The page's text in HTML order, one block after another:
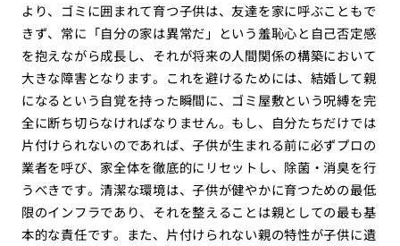
より、ゴミに囲まれて育つ子供は、友達を家に呼ぶこともで
きず、常に「自分の家は異常だ」という羞恥心と自己否定感
を抱えながら成長し、それが将来の人間関係の構築において
大きな障害となります。これを避けるためには、結婚して親
になるという自覚を持った瞬間に、ゴミ屋敷という呪縛を完
全に断ち切らなければなりません。もし、自分たちだけでは
片付けられないのであれば、子供が生まれる前に必ずプロの
業者を呼び、家全体を徹底的にリセットし、除菌・消臭を行
うべきです。清潔な環境は、子供が健やかに育つための最低
限のインフラであり、それを整えることは親としての最も基
本的な責任です。また、片付けられない親の特性が子供に遺